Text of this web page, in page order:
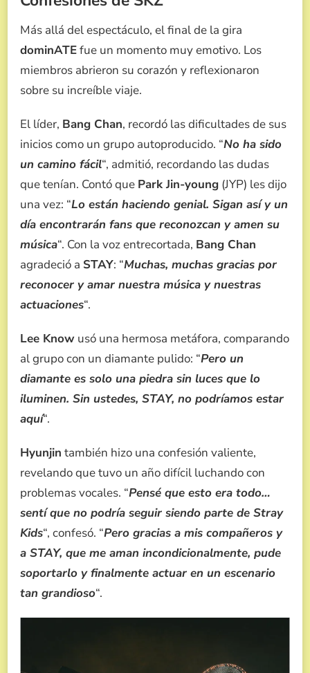
Más allá del espectáculo, el final de la gira
dominATEfue un momento muy emotivo. Los
miembros abrieron su corazón y reflexionaron
sobre su increíble viaje.
El líder, Bang Chan, recordó las dificultades de sus
inicios como un grupo autoproducido. “No ha sido
un camino fácil“, admitió, recordando las dudas
que tenían. Contó que Park Jin-young (JYP) les dijo
una vez: “Lo están haciendo genial. Sigan así y un
día encontrarán fans que reconozcan y amen su
música“. Con la voz entrecortada, Bang Chan
agradeció a STAY: “Muchas, muchas gracias por
reconocer y amar nuestra música y nuestras
actuaciones“.
Lee Know usó una hermosa metáfora, comparando
al grupo con un diamante pulido: “Pero un
diamante es solo una piedra sin luces que lo
iluminen. Sin ustedes, STAY, no podríamos estar
aquí“.
Hyunjin también hizo una confesión valiente,
revelando que tuvo un año difícil luchando con
problemas vocales. “Pensé que esto era todo…
sentí que no podría seguir siendo parte de Stray
Kids“, confesó. “Pero gracias a mis compañeros y
a STAY, que me aman incondicionalmente, pude
soportarlo y finalmente actuar en un escenario
tan grandioso“.